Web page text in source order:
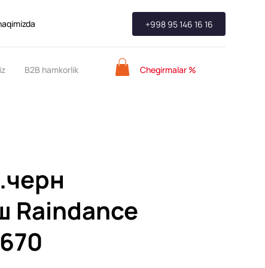
+998 95 146 16 16
B2B hamkorlik Chegirmalar %
Raindance